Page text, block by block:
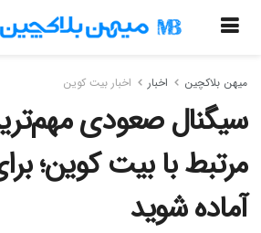
میهن بلاکچین اخبار اخبار بیت کوین
سیگنال صعودی
مرتبط با بیت کوین؛
آماده شوید